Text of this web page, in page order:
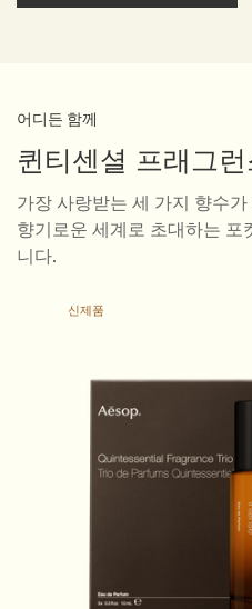
어디든 함께
퀸티센셜 프래그
가장 사랑받는 세 가지 향수
향기로운 세계로 초대하는 포
니다.
신제품